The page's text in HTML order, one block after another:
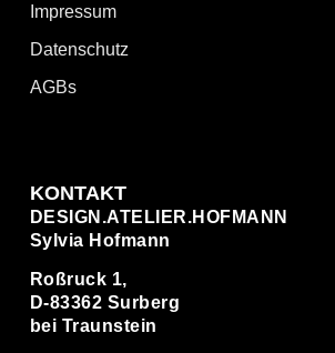
Impressum
Datenschutz
AGBs
KONTAKT
DESIGN.ATELIER.HOFMANN
Sylvia Hofmann
Roßruck 1,
D-83362 Surberg
bei Traunstein